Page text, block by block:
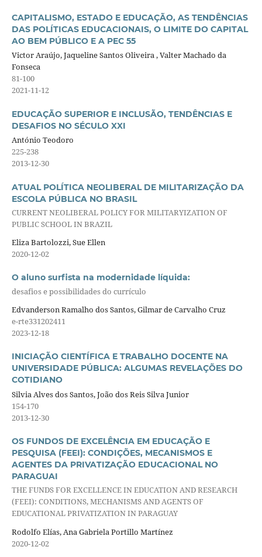
CAPITALISMO, ESTADO E EDUCAÇÃO, AS TENDÊNCIAS
DAS POLÍTICAS EDUCACIONAIS, O LIMITE DO CAPITAL
AO BEM PÚBLICO E A PEC 55
Victor Araújo, Jaqueline Santos Oliveira , Valter Machado da
Fonseca
81-100
2021-11-12
EDUCAÇÃO SUPERIOR E INCLUSÃO, TENDÊNCIAS E
DESAFIOS NO SÉCULO XXI
António Teodoro
225-238
2013-12-30
ATUAL POLÍTICA NEOLIBERAL DE MILITARIZAÇÃO DA
ESCOLA PÚBLICA NO BRASIL
CURRENT NEOLIBERAL POLICY FOR MILITARYIZATION OF
PUBLIC SCHOOL IN BRAZIL
Eliza Bartolozzi, Sue Ellen
2020-12-02
O aluno surfista na modernidade líquida:
desafios e possibilidades do currículo
Edvanderson Ramalho dos Santos, Gilmar de Carvalho Cruz
e-rte331202411
2023-12-18
INICIAÇÃO CIENTÍFICA E TRABALHO DOCENTE NA
UNIVERSIDADE PÚBLICA: ALGUMAS REVELAÇÕES DO
COTIDIANO
Silvia Alves dos Santos, João dos Reis Silva Junior
154-170
2013-12-30
OS FUNDOS DE EXCELÊNCIA EM EDUCAÇÃO E
PESQUISA (FEEI): CONDIÇÕES, MECANISMOS E
AGENTES DA PRIVATIZAÇÃO EDUCACIONAL NO
PARAGUAI
THE FUNDS FOR EXCELLENCE IN EDUCATION AND RESEARCH
(FEEI): CONDITIONS, MECHANISMS AND AGENTS OF
EDUCATIONAL PRIVATIZATION IN PARAGUAY
Rodolfo Elías, Ana Gabriela Portillo Martínez
2020-12-02